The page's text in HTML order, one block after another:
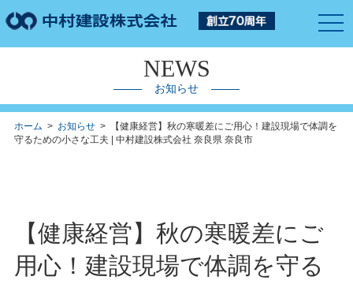
NEWS
お知らせ
ホーム > お知らせ> 【健康経営】秋の寒暖差にご用心！建設現場で体調を
守るための小さな工夫 | 中村建設株式会社 奈良県 奈良市
【健康経営】秋の寒暖差にご
用心！建設現場で体調を守る